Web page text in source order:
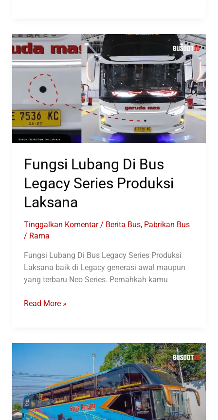
Sri
Lanka
Fungsi Lubang Di Bus
Legacy Series Produksi
Laksana
Tinggalkan Komentar / Berita Bus, Pabrikan Bus
/ Rama
Fungsi Lubang Di Bus Legacy Series Produksi
Laksana baik di Legacy generasi awal maupun
yang terbaru Neo Series. Pernahkah kamu
Fungsi
Produksi
Laksana
Read More »